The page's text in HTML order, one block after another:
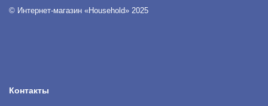
© Интернет-магазин «Household» 2025
Контакты